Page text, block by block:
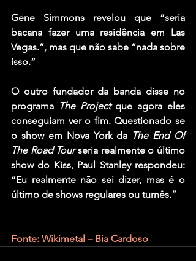
Gene Simmons revelou que “seria
bacana fazer uma residência em Las
Vegas.”, mas que não sabe “nada sobre
isso.”
O outro fundador da banda disse no
programa The Project que agora eles
conseguiam ver o fim. Questionado se
o show em Nova York da The End Of
The Road Tour seria realmente o último
show do Kiss, Paul Stanley respondeu:
“Eu realmente não sei dizer, mas é o
último de shows regulares ou turnês.”
Fonte: Wikimetal – Bia Cardoso